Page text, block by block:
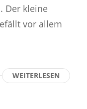
Der kleine
vor allem
WEITERLESEN